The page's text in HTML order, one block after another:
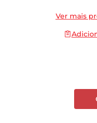
Ver mais